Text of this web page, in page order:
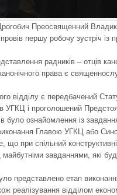
Преосвященний
першу робочу зустріч із
радників – отців
права є
відділу є передбачений
УГКЦ і проголошений
ознайомлення із
Главою УГКЦ або
що при спільний
майбутніми завданнями, які
представлено етап
реалізування відділом